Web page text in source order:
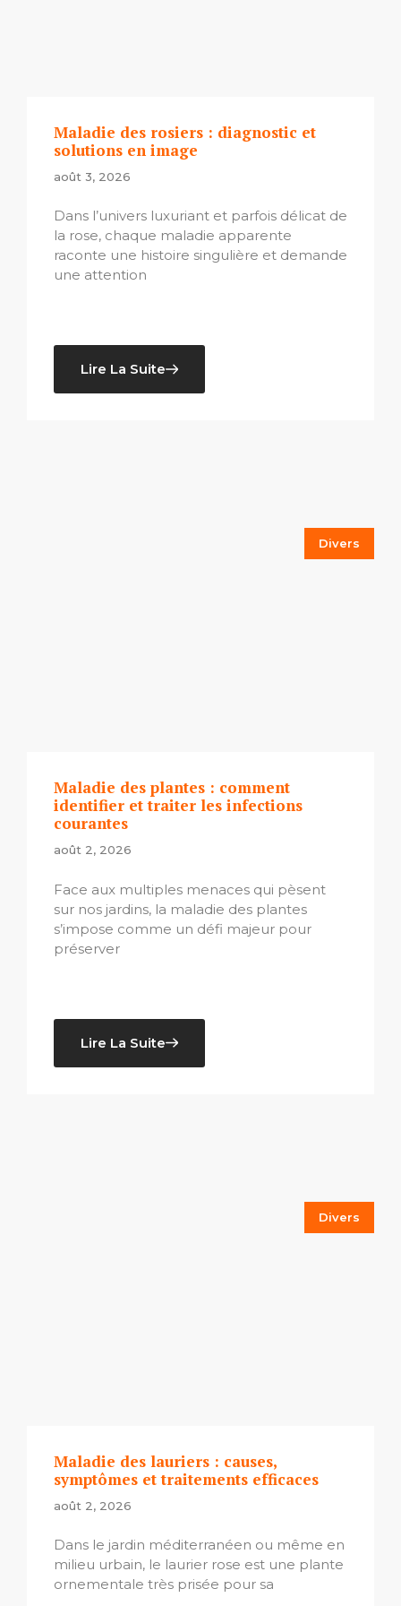
Maladie des rosiers : diagnostic et
solutions en image
août 3, 2026
Dans l’univers luxuriant et parfois délicat de
la rose, chaque maladie apparente
raconte une histoire singulière et demande
une attention
Lire La Suite
Divers
Maladie des plantes : comment
identifier et traiter les infections
courantes
août 2, 2026
Face aux multiples menaces qui pèsent
sur nos jardins, la maladie des plantes
s’impose comme un défi majeur pour
préserver
Lire La Suite
Divers
Maladie des lauriers : causes,
symptômes et traitements efficaces
août 2, 2026
Dans le jardin méditerranéen ou même en
milieu urbain, le laurier rose est une plante
ornementale très prisée pour sa